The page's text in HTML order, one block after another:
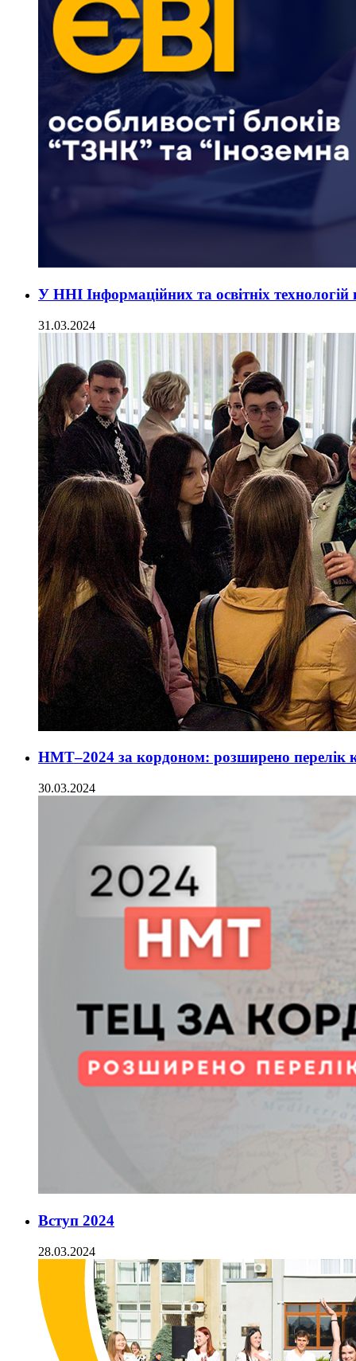
У ННІ Інформаційних та освітніх технологій
31.03.2024
НМТ–2024 за кордоном: розширено перелік
30.03.2024
Вступ 2024
28.03.2024